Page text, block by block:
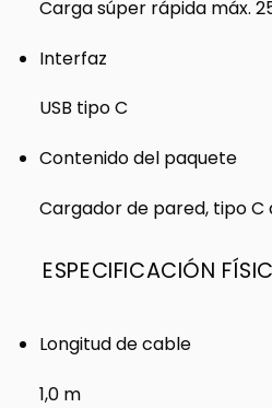
Carga súper rápida máx.
Interfaz
USB tipo C
Contenido del paquete
Cargador de pared, tipo C
ESPECIFICACIÓN
Longitud de cable
1,0 m